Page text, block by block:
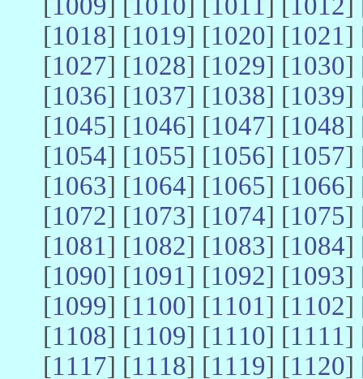
[1018] [1019] [1020] [1021]
[1027] [1028] [1029] [1030]
[1036] [1037] [1038] [1039]
[1045] [1046] [1047] [1048]
[1054] [1055] [1056] [1057]
[1063] [1064] [1065] [1066]
[1072] [1073] [1074] [1075]
[1081] [1082] [1083] [1084]
[1090] [1091] [1092] [1093]
[1099] [1100] [1101] [1102]
[1108] [1109] [1110] [1111]
[1117] [1118] [1119] [1120]